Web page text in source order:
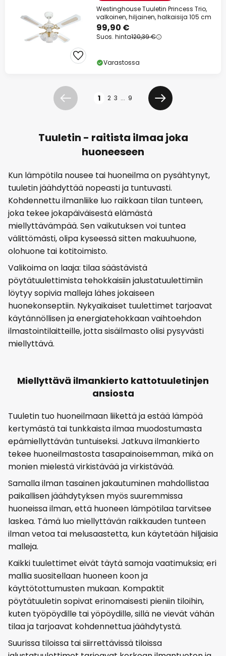
Westinghouse Tuuletin Princess Trio,
valkoinen, hiljainen, halkaisija 105 cm
99,90 €
Suos. hinta120,39 €
Varastossa
Edellinen 1 2 3 ... 9
Seuraava
Tuuletin - raitista ilmaa joka
huoneeseen
Kun lämpötila nousee tai huoneilma on pysähtynyt,
tuuletin jäähdyttää nopeasti ja tuntuvasti.
Kohdennettu ilmanliike luo raikkaan tilan tunteen,
joka tekee jokapäiväisestä elämästä
miellyttävämpää. Sen vaikutuksen voi tuntea
välittömästi, olipa kyseessä sitten makuuhuone,
olohuone tai kotitoimisto.
Valikoima on laaja: tilaa säästävistä
pöytätuulettimista tehokkaisiin jalustatuulettimiin
löytyy sopivia malleja lähes jokaiseen
huonekonseptiin. Nykyaikaiset tuulettimet tarjoavat
käytännöllisen ja energiatehokkaan vaihtoehdon
ilmastointilaitteille, jotta sisäilmasto olisi pysyvästi
miellyttävä.
Miellyttävä ilmankierto kattotuuletinjen
ansiosta
Tuuletin tuo huoneilmaan liikettä ja estää lämpöä
kertymästä tai tunkkaista ilmaa muodostumasta
epämiellyttävän tuntuiseksi. Jatkuva ilmankierto
tekee huoneilmastosta tasapainoisemman, mikä on
monien mielestä virkistävää ja virkistävää.
Samalla ilman tasainen jakautuminen mahdollistaa
paikallisen jäähdytyksen myös suuremmissa
huoneissa ilman, että huoneen lämpötilaa tarvitsee
laskea. Tämä luo miellyttävän raikkauden tunteen
ilman vetoa tai melusaastetta, kun käytetään hiljaisia
malleja.
Kaikki tuulettimet eivät täytä samoja vaatimuksia; eri
mallia suositellaan huoneen koon ja
käyttötottumusten mukaan. Kompaktit
pöytätuuletin sopivat erinomaisesti pieniin tiloihin,
kuten työpöydille tai yöpöydille, sillä ne vievät vähän
tilaa ja tarjoavat kohdennettua jäähdytystä.
Suurissa tiloissa tai siirrettävissä tiloissa